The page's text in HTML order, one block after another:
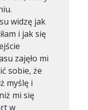
widzę jak
i jak się
zajęło mi
sobie, że
myślę i
mi się
w